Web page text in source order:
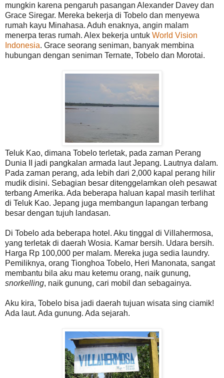
mungkin karena pengaruh pasangan Alexander Davey dan
Grace Siregar. Mereka bekerja di Tobelo dan menyewa
rumah kayu Minahasa. Aduh enaknya, angin malam
menerpa teras rumah. Alex bekerja untuk World Vision
Indonesia. Grace seorang seniman, banyak membina
hubungan dengan seniman Ternate, Tobelo dan Morotai.
Teluk Kao, dimana Tobelo terletak, pada zaman Perang
Dunia II jadi pangkalan armada laut Jepang. Lautnya dalam.
Pada zaman perang, ada lebih dari 2,000 kapal perang hilir
mudik disini. Sebagian besar ditenggelamkan oleh pesawat
terbang Amerika. Ada beberapa haluan kapal masih terlihat
di Teluk Kao. Jepang juga membangun lapangan terbang
besar dengan tujuh landasan.
Di Tobelo ada beberapa hotel. Aku tinggal di Villahermosa,
yang terletak di daerah Wosia. Kamar bersih. Udara bersih.
Harga Rp 100,000 per malam. Mereka juga sedia laundry.
Pemiliknya, orang Tionghoa Tobelo, Heri Manonata, sangat
membantu bila aku mau ketemu orang, naik gunung,
snorkelling, naik gunung, cari mobil dan sebagainya.
Aku kira, Tobelo bisa jadi daerah tujuan wisata sing ciamik!
Ada laut. Ada gunung. Ada sejarah.